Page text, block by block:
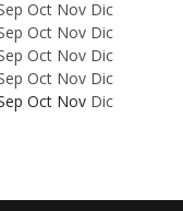
Oct Nov Dic
Oct Nov Dic
Oct Nov Dic
Oct Nov Dic
Oct Nov Dic